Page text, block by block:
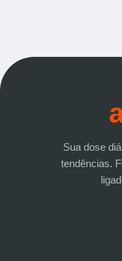
Sua dose
tendências.